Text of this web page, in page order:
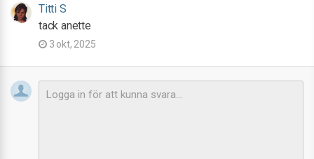
Titti S
tack anette
3 okt, 2025